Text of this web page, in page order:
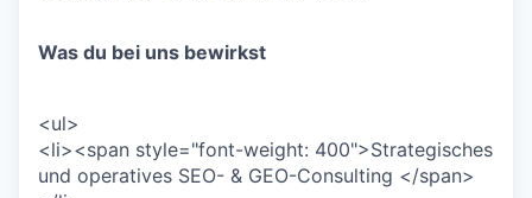
Was du bei uns bewirkst
<ul>
<li><span style="font-weight: 400">Strategisches
und operatives SEO- & GEO-Consulting </span>